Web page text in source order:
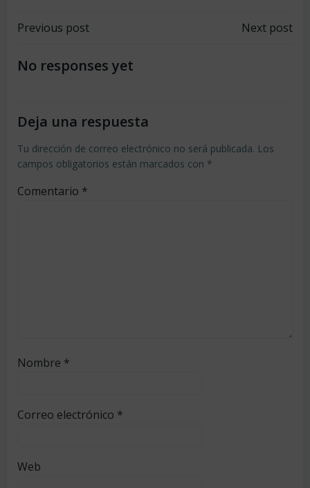
Navegación
por
entradas
Previous post
Navegación
entradas
Next post
No responses yet
Deja una respuesta
Tu dirección de correo electrónico no será publicada. Los
campos obligatorios están marcados con *
Comentario *
Nombre *
Correo electrónico *
Web